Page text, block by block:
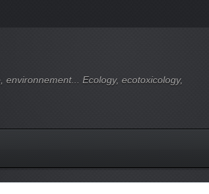
Ecology, ecotoxicology,